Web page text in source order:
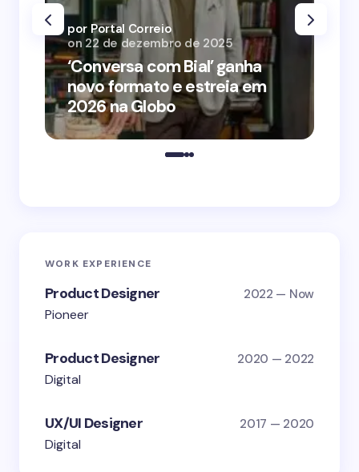
‘Conversa com Bial’ ganha
novo formato e estreia em
2026 na Globo
por Portal Correio
on 22 de dezembro de 2025
WORK EXPERIENCE
Product Designer 2022 — Now
Pioneer
Product Designer 2020 — 2022
Digital
UX/UI Designer 2017 — 2020
Digital